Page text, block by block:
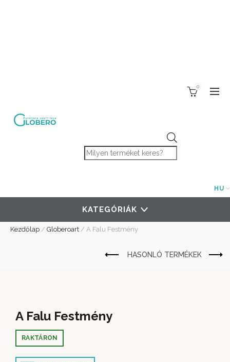
Products search
0
HU
KATEGÓRIÁK
Kezdőlap / Globeroart / A Falu Festmény
A Falu Festmény
RAKTÁRON